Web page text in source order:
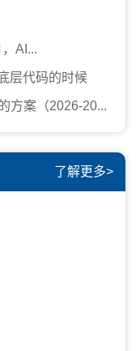
AI...
层代码的时候
方案（2026-20...
了解更多>